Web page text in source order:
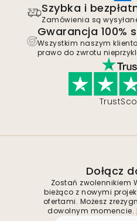
Szybka i
Zamówienia są
Gwarancja 100%
Wszystkim naszym
prawo do zwrotu
Dołącz
Zostań zwolennikiem
bieżąco z nowymi
ofertami. Możesz
dowolnym momencie.